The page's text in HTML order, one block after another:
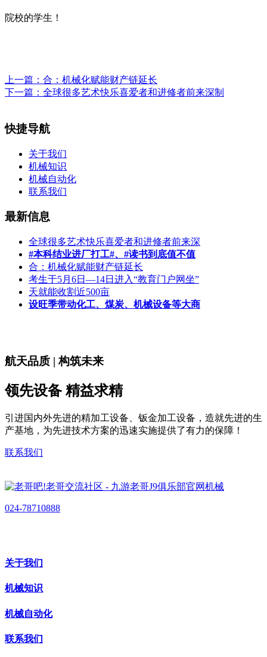
院校的学生！
上一篇： 合：机械化赋能财产链延长
下一篇： 全球很多艺术快乐喜爱者和进修者前来深制
快捷导航
关于我们
机械知识
机械自动化
联系我们
最新信息
全球很多艺术快乐喜爱者和进修者前来深
#本科结业进厂打工#、#读书到底值不值
合：机械化赋能财产链延长
考生于5月6日—14日进入“教育门户网坐”
天就能收割近500亩
设旺季带动化工、煤炭、机械设备等大商
航天品质 | 构筑未来
领先设备 精益求精
引进国内外先进的精加工设备、钣金加工设备，造就先进的生
产基地，为先进技术方案的迅速实施提供了有力的保障！
联系我们
024-78710888
关于我们
机械知识
机械自动化
联系我们